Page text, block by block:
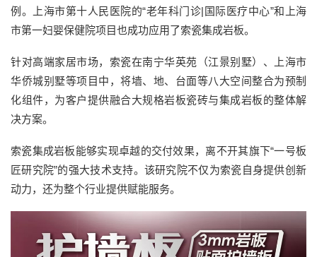
例。上海市第十人民医院的“老年科门诊|国际医疗中心”和上海
市第一妇婴保健院项目也成功应用了索瓷集成岩板。
针对高端家居市场，索瓷在南宁华英苑（江景别墅）、上海市
华侨城别墅等项目中，将墙、地、台面等八大空间整合为预制
化组件，为客户提供融合大规格岩板瓷砖与集成岩板的整体解
决方案。
索瓷集成岩板能够实现卓越的交付效果，离不开其旗下“一号板
匠研究院”的强大技术支持。该研究院不仅为索瓷自身提供创新
动力，还为整个行业提供赋能服务。